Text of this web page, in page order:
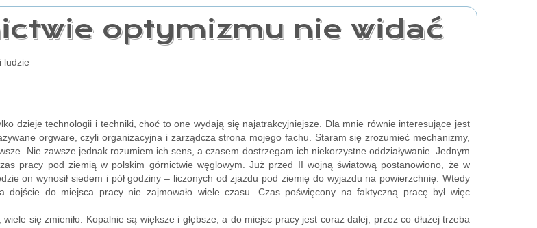
optymizmu nie widać
ludzie
dzieje technologii i techniki, choć to one wydają się najatrakcyjniejsze. Dla mnie równie interesujące jest
orgware, czyli organizacyjna i zarządcza strona mojego fachu. Staram się zrozumieć mechanizmy,
Nie zawsze jednak rozumiem ich sens, a czasem dostrzegam ich niekorzystne oddziaływanie. Jednym
pracy pod ziemią w polskim górnictwie węglowym. Już przed II wojną światową postanowiono, że w
on wynosił siedem i pół godziny – liczonych od zjazdu pod ziemię do wyjazdu na powierzchnię. Wtedy
dojście do miejsca pracy nie zajmowało wiele czasu. Czas poświęcony na faktyczną pracę był więc
się zmieniło. Kopalnie są większe i głębsze, a do miejsc pracy jest coraz dalej, przez co dłużej trzeba